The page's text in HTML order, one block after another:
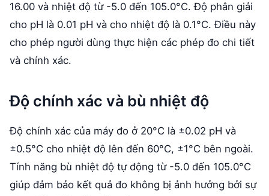
16.00 và nhiệt độ từ -5.0 đến 105.0°C. Độ phân giải
cho pH là 0.01 pH và cho nhiệt độ là 0.1°C. Điều này
cho phép người dùng thực hiện các phép đo chi tiết
và chính xác.
Độ chính xác và bù nhiệt độ
Độ chính xác của máy đo ở 20°C là ±0.02 pH và
±0.5°C cho nhiệt độ lên đến 60°C, ±1°C bên ngoài.
Tính năng bù nhiệt độ tự động từ -5.0 đến 105.0°C
giúp đảm bảo kết quả đo không bị ảnh hưởng bởi sự